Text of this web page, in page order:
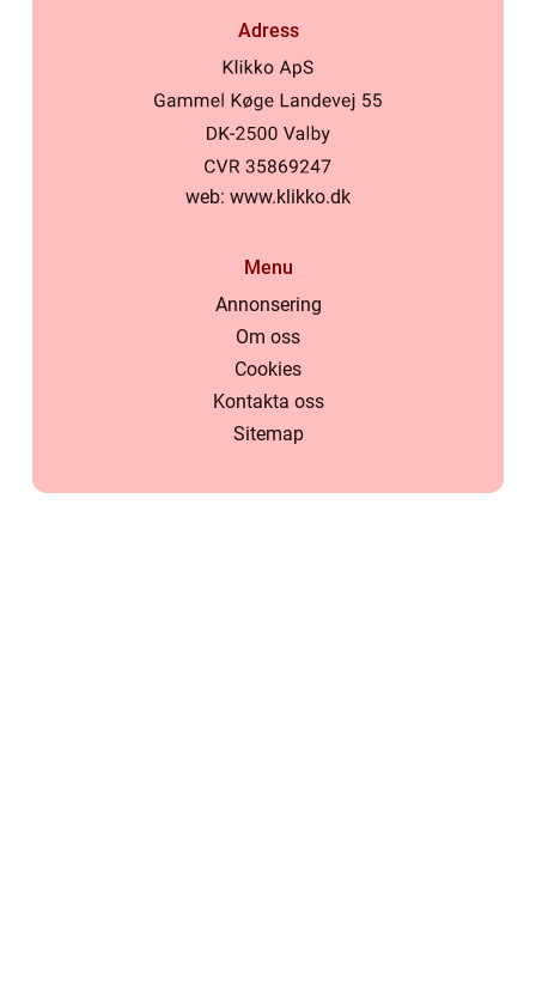
Adress
web: www.klikko.dk
Menu
Annonsering
Om oss
Cookies
Kontakta oss
Sitemap